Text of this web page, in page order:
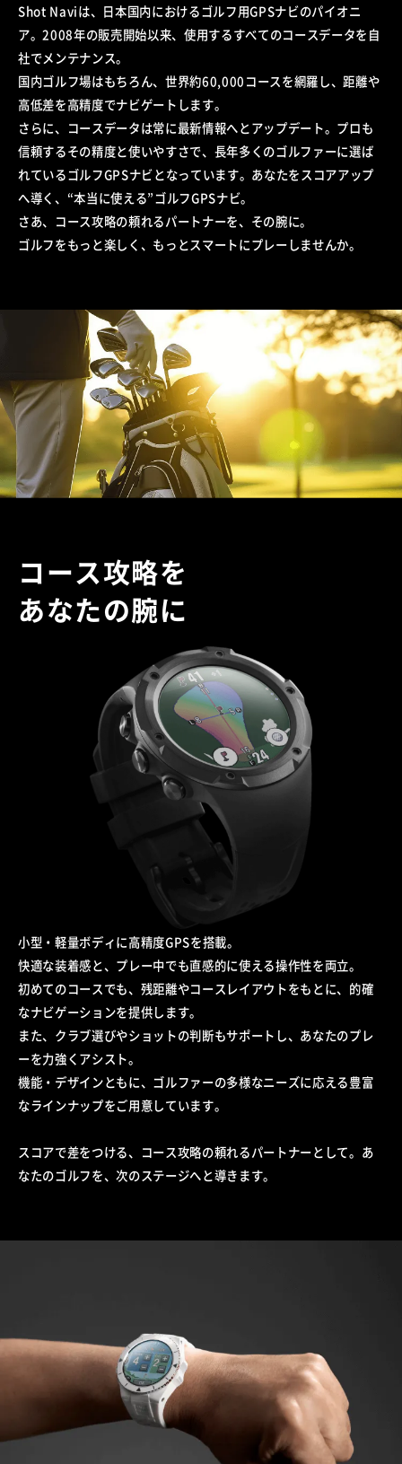
Shot Naviは、日本国内におけるゴルフ用GPSナビのパイオニ
ア。2008年の販売開始以来、使用するすべてのコースデータを自
社でメンテナンス。
国内ゴルフ場はもちろん、世界約60,000コースを網羅し、距離や
高低差を高精度でナビゲートします。
さらに、コースデータは常に最新情報へとアップデート。プロも
信頼するその精度と使いやすさで、長年多くのゴルファーに選ば
れているゴルフGPSナビとなっています。あなたをスコアアップ
へ導く、“本当に使える”ゴルフGPSナビ。
さあ、コース攻略の頼れるパートナーを、その腕に。
ゴルフをもっと楽しく、もっとスマートにプレーしませんか。
コース攻略を
あなたの腕に
小型・軽量ボディに高精度GPSを搭載。
快適な装着感と、プレー中でも直感的に使える操作性を両立。
初めてのコースでも、残距離やコースレイアウトをもとに、的確
なナビゲーションを提供します。
また、クラブ選びやショットの判断もサポートし、あなたのプレ
ーを力強くアシスト。
機能・デザインともに、ゴルファーの多様なニーズに応える豊富
なラインナップをご用意しています。
スコアで差をつける、コース攻略の頼れるパートナーとして。あ
なたのゴルフを、次のステージへと導きます。